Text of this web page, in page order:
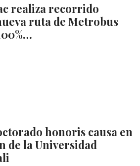
realiza recorrido
ruta de Metrobus
honoris causa en
de la Universidad